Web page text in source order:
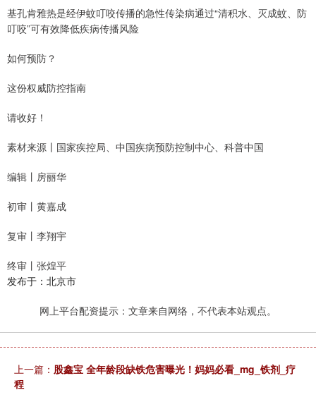
基孔肯雅热是经伊蚊叮咬传播的急性传染病通过“清积水、灭成蚊、防
叮咬”可有效降低疾病传播风险
如何预防？
这份权威防控指南
请收好！
素材来源丨国家疾控局、中国疾病预防控制中心、科普中国
编辑丨房丽华
初审丨黄嘉成
复审丨李翔宇
终审丨张煌平
发布于：北京市
网上平台配资提示：文章来自网络，不代表本站观点。
上一篇： 股鑫宝 全年龄段缺铁危害曝光！妈妈必看_mg_铁剂_疗
程